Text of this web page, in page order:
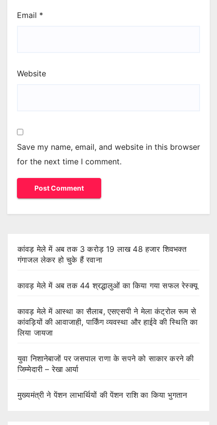
Email *
Website
Save my name, email, and website in this browser
for the next time I comment.
कांवड़ मेले में अब तक 3 करोड़ 19 लाख 48 हजार शिवभक्त
गंगाजल लेकर हो चुके हैं रवाना
कावड़ मेले में अब तक 44 श्रद्धालुओं का किया गया सफल रेस्क्यू
कावड़ मेले में आस्था का सैलाब, एसएसपी ने मेला कंट्रोल रूम से
कांवड़ियों की आवाजाही, पार्किंग व्यवस्था और हाईवे की स्थिति का
लिया जायजा
युवा निशानेबाजों पर जसपाल राणा के सपने को साकार करने की
जिम्मेदारी – रेखा आर्या
मुख्यमंत्री ने पेंशन लाभार्थियों की पेंशन राशि का किया भुगतान